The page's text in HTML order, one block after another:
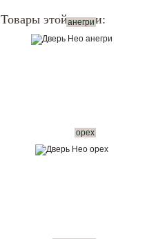
Товары этой серии:
анегри
орех